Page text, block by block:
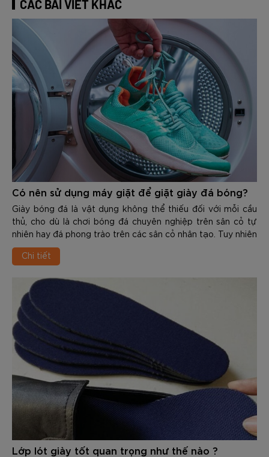
CÁC BÀI VIẾT KHÁC
Có nên sử dụng máy giặt để giặt giày đá bóng?
Giày bóng đá là vật dụng không thể thiếu đối với mỗi cầu
thủ, cho dù là chơi bóng đá chuyên nghiệp trên sân cỏ tự
nhiên hay đá phong trào trên các sân cỏ nhân tạo. Tuy nhiên
việc bảo quản và vệ sinh g...
Chi tiết
Lớp lót giày tốt quan trọng như thế nào ?